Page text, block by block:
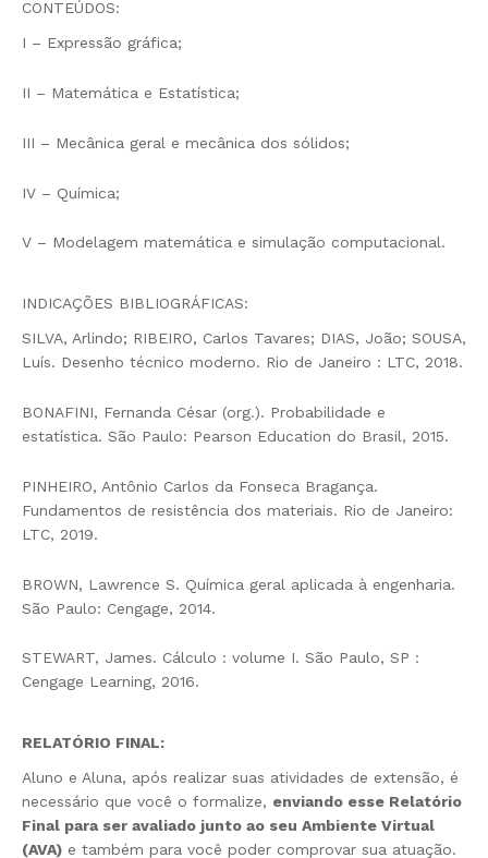
CONTEÚDOS:
I – Expressão gráfica;
II – Matemática e Estatística;
III – Mecânica geral e mecânica dos sólidos;
IV – Química;
V – Modelagem matemática e simulação computacional.
INDICAÇÕES BIBLIOGRÁFICAS:
SILVA, Arlindo; RIBEIRO, Carlos Tavares; DIAS, João; SOUSA,
Luís. Desenho técnico moderno. Rio de Janeiro : LTC, 2018.
BONAFINI, Fernanda César (org.). Probabilidade e
estatística. São Paulo: Pearson Education do Brasil, 2015.
PINHEIRO, Antônio Carlos da Fonseca Bragança.
Fundamentos de resistência dos materiais. Rio de Janeiro:
LTC, 2019.
BROWN, Lawrence S. Química geral aplicada à engenharia.
São Paulo: Cengage, 2014.
STEWART, James. Cálculo : volume I. São Paulo, SP :
Cengage Learning, 2016.
RELATÓRIO FINAL:
Aluno e Aluna, após realizar suas atividades de extensão, é
necessário que você o formalize, enviando esse Relatório
Final para ser avaliado junto ao seu Ambiente Virtual
(AVA) e também para você poder comprovar sua atuação.